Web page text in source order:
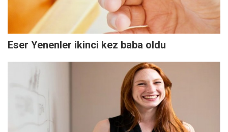
Eser Yenenler ikinci kez baba oldu